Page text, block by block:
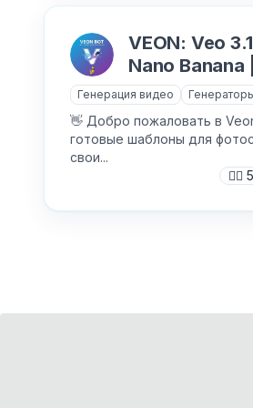
VEON: Veo 3.1
Nano Banana
Генерация видео
👋 Добро пожаловать в
готовые шаблоны для
свои...
🙍‍♂️